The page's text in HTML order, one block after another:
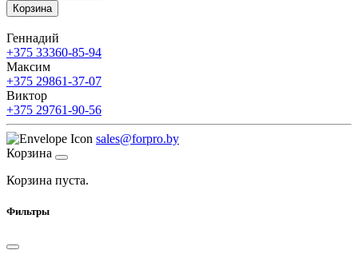
Корзина
Геннадий
+375 33360-85-94
Максим
+375 29861-37-07
Виктор
+375 29761-90-56
sales@forpro.by
Корзина
Корзина пуста.
Фильтры